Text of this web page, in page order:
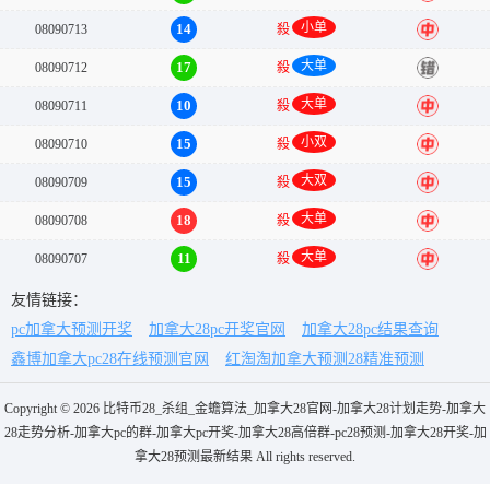
08090713 14 殺 小单 中
08090712 17 殺 大单 错
08090711 10 殺 大单 中
08090710 15 殺 小双 中
08090709 15 殺 大双 中
08090708 18 殺 大单 中
08090707 11 殺 大单 中
友情链接：
pc加拿大预测开奖
加拿大28pc开奖官网
加拿大28pc结果查询
鑫博加拿大pc28在线预测官网
红淘淘加拿大预测28精准预测
Copyright © 2026 比特币28_杀组_金蟾算法_加拿大28官网-加拿大28计划走势-加拿大
28走势分析-加拿大pc的群-加拿大pc开奖-加拿大28高倍群-pc28预测-加拿大28开奖-加
拿大28预测最新结果 All rights reserved.